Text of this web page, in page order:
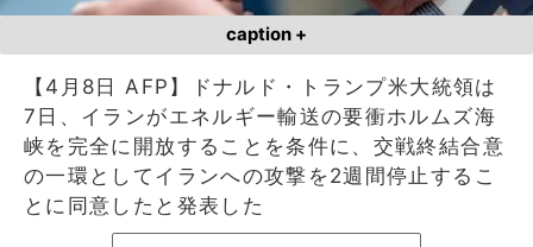
caption +
【4月8日 AFP】ドナルド・トランプ米大統領は
7日、イランがエネルギー輸送の要衝ホルムズ海
峡を完全に開放することを条件に、交戦終結合意
の一環としてイランへの攻撃を2週間停止するこ
とに同意したと発表した